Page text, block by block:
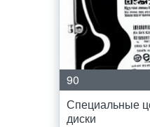
90
Специальные
диски